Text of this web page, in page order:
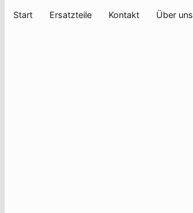
Start Ersatzteile Kontakt Über uns